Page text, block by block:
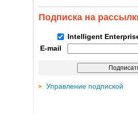
Подписка на
Intelligent
E-mail
Управление подпиской